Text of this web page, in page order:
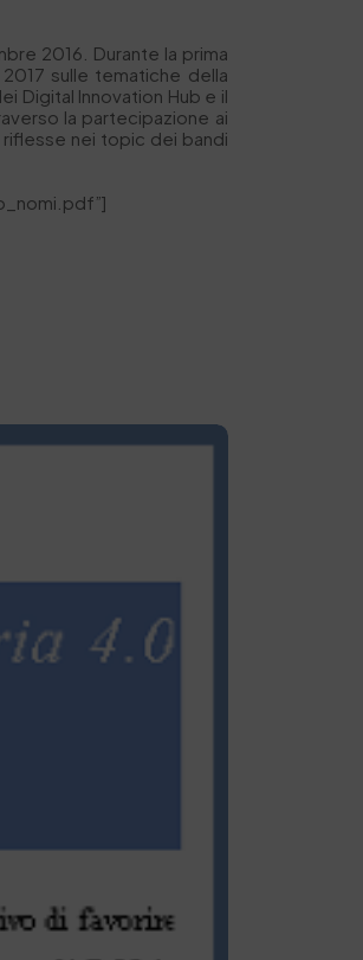
2016. Durante la prima
sulle tematiche della
Digital Innovation Hub e il
la partecipazione ai
nei topic dei bandi